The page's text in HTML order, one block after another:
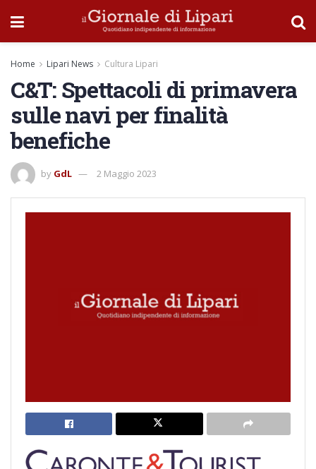
Home Lipari News Cultura Lipari
C&T: Spettacoli di primavera
sulle navi per finalità
benefiche
by GdL 2 Maggio 2023